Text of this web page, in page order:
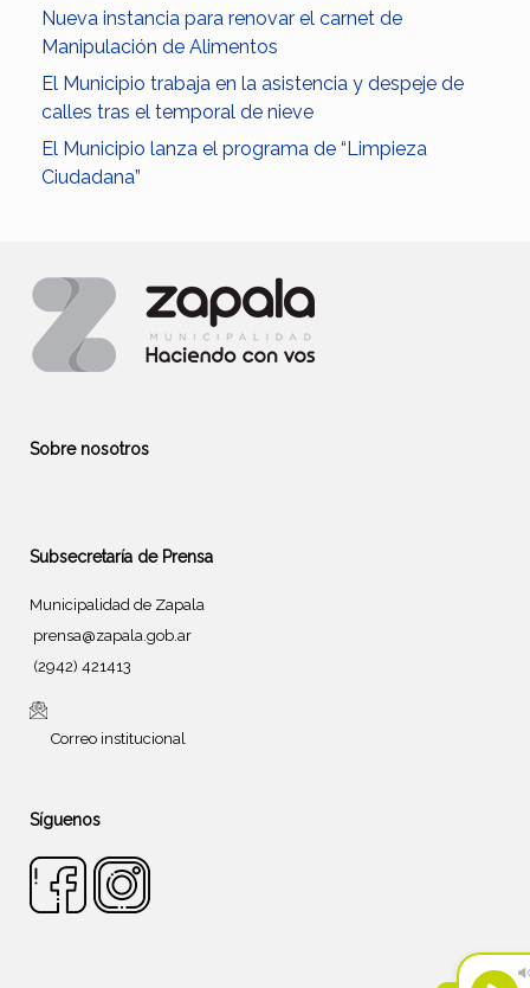
Nueva instancia para renovar el carnet de
Manipulación de Alimentos
El Municipio trabaja en la asistencia y despeje de
calles tras el temporal de nieve
El Municipio lanza el programa de “Limpieza
Ciudadana”
Sobre nosotros
Subsecretaría de Prensa
Municipalidad de Zapala
prensa@zapala.gob.ar
(2942) 421413
Correo institucional
Síguenos